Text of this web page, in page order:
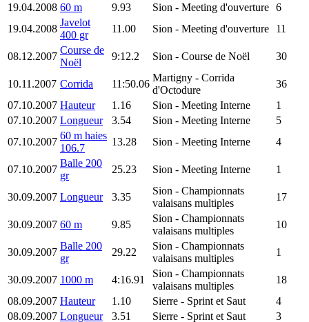
19.04.2008 60 m 9.93 Sion - Meeting d'ouverture 6
19.04.2008
Javelot
400 gr
11.00 Sion - Meeting d'ouverture 11
08.12.2007
Course de
Noël
9:12.2 Sion - Course de Noël 30
10.11.2007 Corrida 11:50.06
Martigny - Corrida
d'Octodure
36
07.10.2007 Hauteur 1.16 Sion - Meeting Interne
1
07.10.2007 Longueur 3.54 Sion - Meeting Interne
5
07.10.2007
60 m haies
106.7
13.28 Sion - Meeting Interne 4
07.10.2007
Balle 200
gr
25.23 Sion - Meeting Interne 1
30.09.2007 Longueur 3.35
Sion - Championnats
valaisans multiples
17
30.09.2007 60 m 9.85
Sion - Championnats
valaisans multiples
10
30.09.2007
Balle 200
gr
29.22
Sion - Championnats
valaisans multiples
1
30.09.2007 1000 m 4:16.91
Sion - Championnats
valaisans multiples
18
08.09.2007 Hauteur 1.10 Sierre - Sprint et Saut
4
08.09.2007 Longueur 3.51 Sierre - Sprint et Saut 3